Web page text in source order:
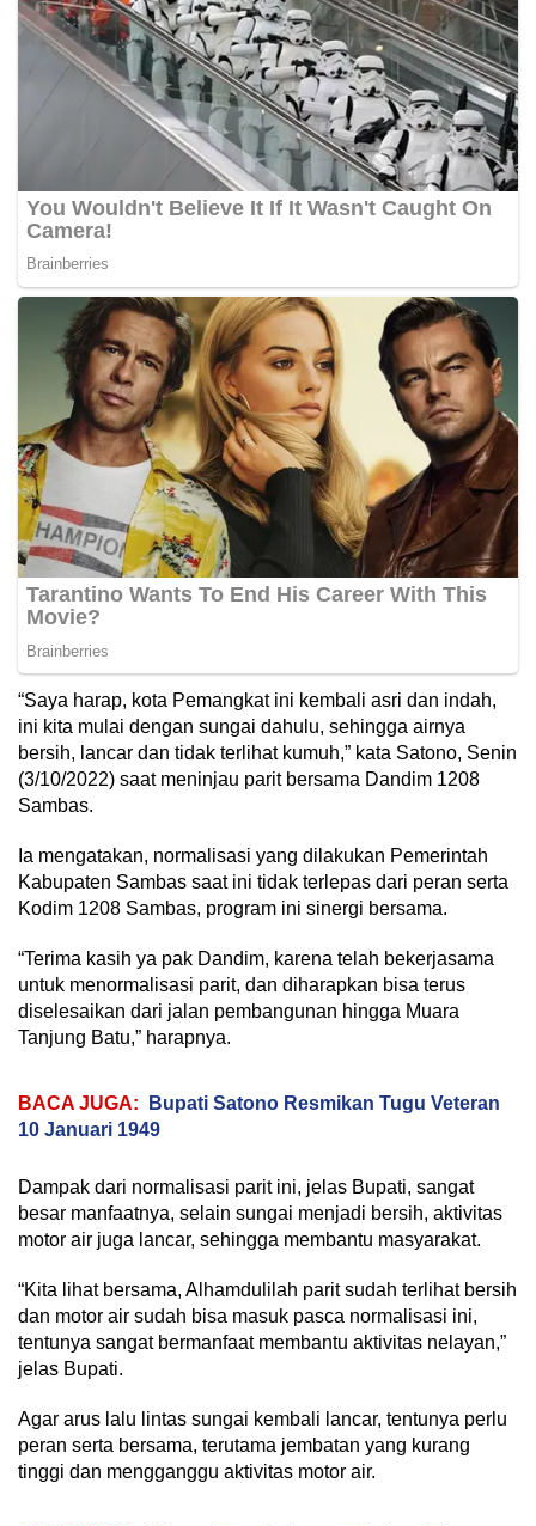
“Saya harap, kota Pemangkat ini kembali asri dan indah,
ini kita mulai dengan sungai dahulu, sehingga airnya
bersih, lancar dan tidak terlihat kumuh,” kata Satono, Senin
(3/10/2022) saat meninjau parit bersama Dandim 1208
Sambas.
Ia mengatakan, normalisasi yang dilakukan Pemerintah
Kabupaten Sambas saat ini tidak terlepas dari peran serta
Kodim 1208 Sambas, program ini sinergi bersama.
“Terima kasih ya pak Dandim, karena telah bekerjasama
untuk menormalisasi parit, dan diharapkan bisa terus
diselesaikan dari jalan pembangunan hingga Muara
Tanjung Batu,” harapnya.
BACA JUGA:
Bupati Satono Resmikan Tugu Veteran
10 Januari 1949
Dampak dari normalisasi parit ini, jelas Bupati, sangat
besar manfaatnya, selain sungai menjadi bersih, aktivitas
motor air juga lancar, sehingga membantu masyarakat.
“Kita lihat bersama, Alhamdulilah parit sudah terlihat bersih
dan motor air sudah bisa masuk pasca normalisasi ini,
tentunya sangat bermanfaat membantu aktivitas nelayan,”
jelas Bupati.
Agar arus lalu lintas sungai kembali lancar, tentunya perlu
peran serta bersama, terutama jembatan yang kurang
tinggi dan mengganggu aktivitas motor air.